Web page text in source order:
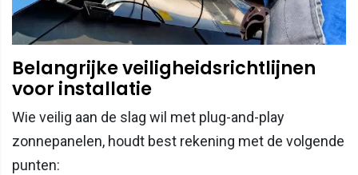
Belangrijke veiligheidsrichtlijnen
voor installatie
Wie veilig aan de slag wil met plug-and-play
zonnepanelen, houdt best rekening met de volgende
punten: